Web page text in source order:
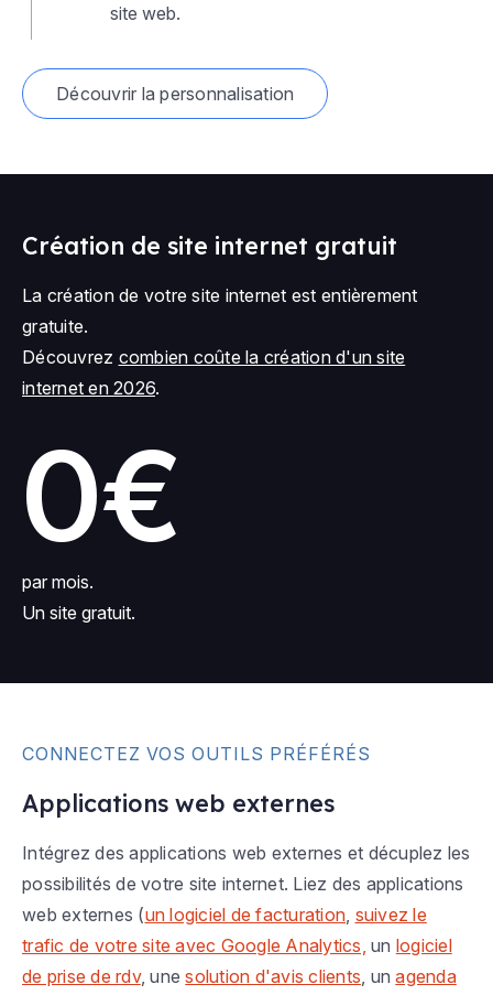
site web.
Découvrir la personnalisation
Création de site internet gratuit
La création de votre site internet est entièrement
gratuite.
Découvrez combien coûte la création d'un site
internet en 2026.
0€
par mois.
Un site gratuit.
CONNECTEZ VOS OUTILS PRÉFÉRÉS
Applications web externes
Intégrez des applications web externes et décuplez les
possibilités de votre site internet. Liez des applications
web externes (un logiciel de facturation, suivez le
trafic de votre site avec Google Analytics, un logiciel
de prise de rdv, unesolution d'avis clients, unagenda